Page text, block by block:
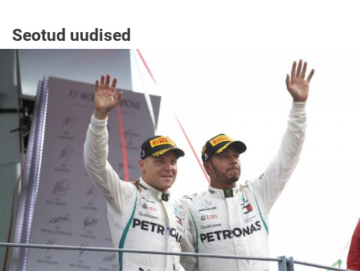
Seotud uudised